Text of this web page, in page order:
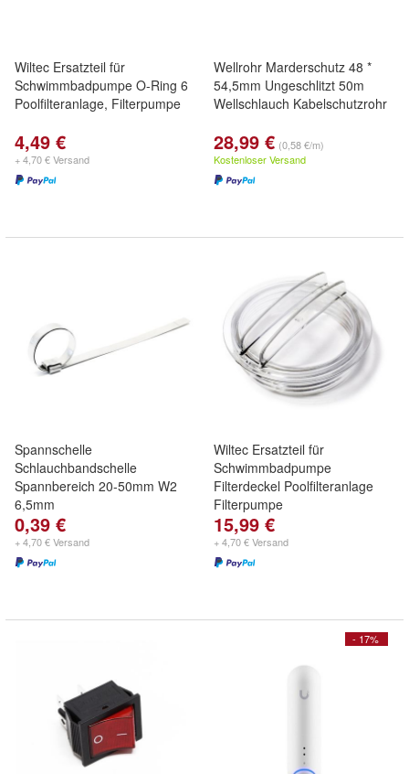
Wiltec Ersatzteil für
Schwimmbadpumpe O-Ring 6
Poolfilteranlage, Filterpumpe
4,49 €
+ 4,70 € Versand
Wellrohr Marderschutz 48 *
54,5mm Ungeschlitzt 50m
Wellschlauch Kabelschutzrohr
28,99 € (0,58 €/m)
Kostenloser Versand
Spannschelle
Schlauchbandschelle
Spannbereich 20-50mm W2
6,5mm
0,39 €
+ 4,70 € Versand
Wiltec Ersatzteil für
Schwimmbadpumpe
Filterdeckel Poolfilteranlage
Filterpumpe
15,99 €
+ 4,70 € Versand
- 17%